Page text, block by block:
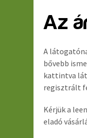
Az
A
bővebb
kattintva
regisztrált
Kérjük a
eladó